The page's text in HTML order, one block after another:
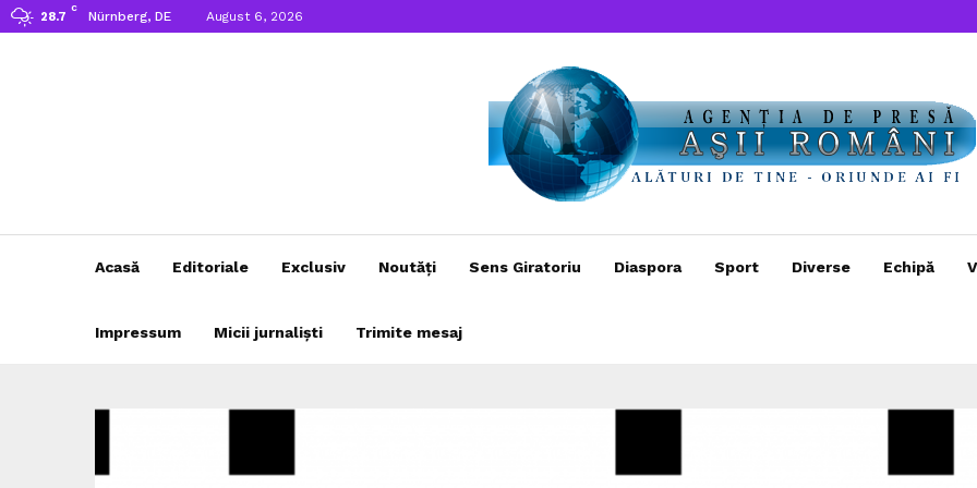
28.7
C
Nürnberg, DE August 6, 2026
Acasă Editoriale Exclusiv Noutăți Sens Giratoriu Diaspora Sport Diverse Echipă
Impressum Micii jurnaliști Trimite mesaj